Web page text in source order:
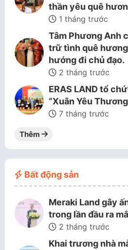
thần yêu quê
1 tháng trước
Tâm Phương Anh
trữ tình quê
hướng đi chủ đạo.
2 tháng trước
ERAS LAND tổ
“Xuân Yêu
7 tháng trước
Thêm
Bất động sản
Meraki Land gây
trong lần đầu ra
2 tháng trước
Khai trương nhà